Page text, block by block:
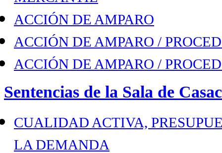
ACCIÓN DE AMPARO
ACCIÓN DE AMPARO /
ACCIÓN DE AMPARO /
Sentencias de la Sala de
CUALIDAD ACTIVA,
LA DEMANDA